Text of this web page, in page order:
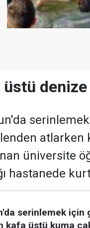
üstü
atlarken
üniversite
hastanede
serinlemek
kafa üstü kuma